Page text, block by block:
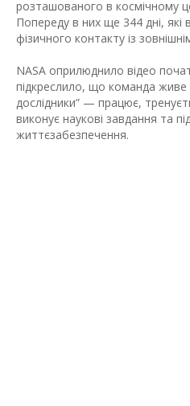
розташованого в космічному
Попереду в них ще 344 дні, які
фізичного контакту із
NASA оприлюднило відео
підкреслило, що команда живе
дослідники” — працює,
виконує наукові завдання та
життєзабезпечення.